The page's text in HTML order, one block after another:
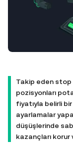
Takip eden stop
pozisyonları
fiyatıyla belirli
ayarlamalar
düşüşlerinde
kazançları korur